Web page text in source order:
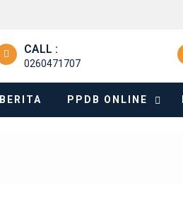
CALL :
0260471707
BERITA PPDB ONLINE